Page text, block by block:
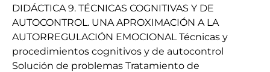
DIDÁCTICA 9. TÉCNICAS COGNITIVAS Y DE
AUTOCONTROL. UNA APROXIMACIÓN A LA
AUTORREGULACIÓN EMOCIONAL Técnicas y
procedimientos cognitivos y de autocontrol
Solución de problemas Tratamiento de